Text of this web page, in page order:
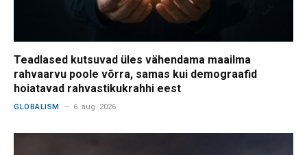
Teadlased kutsuvad üles vähendama maailma
rahvaarvu poole võrra, samas kui demograafid
hoiatavad rahvastikukrahhi eest
GLOBALISM 6. aug. 2026